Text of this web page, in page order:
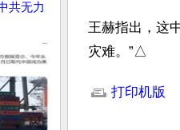
共无力
王赫指出，这
灾难。”△
打印机版